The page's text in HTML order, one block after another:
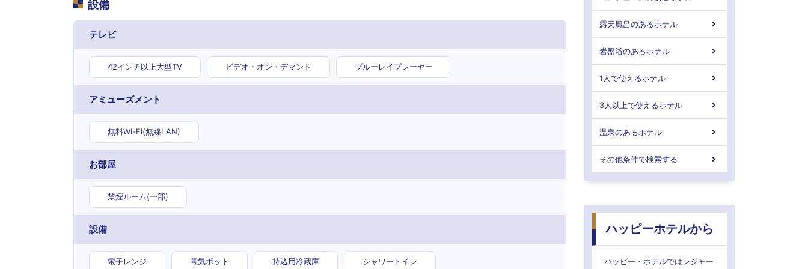
設備
テレビ
42インチ以上大型TV ビデオ・オン・デマンド ブルーレイプレーヤー
アミューズメント
無料Wi-Fi(無線LAN)
お部屋
禁煙ルーム(一部)
設備
電子レンジ 電気ポット 持込用冷蔵庫 シャワートイレ
露天風呂のあるホテル
岩盤浴のあるホテル
1人で使えるホテル
3人以上で使えるホテル
温泉のあるホテル
その他条件で検索する
ハッピーホテルから
ハッピー・ホテルではレジャー